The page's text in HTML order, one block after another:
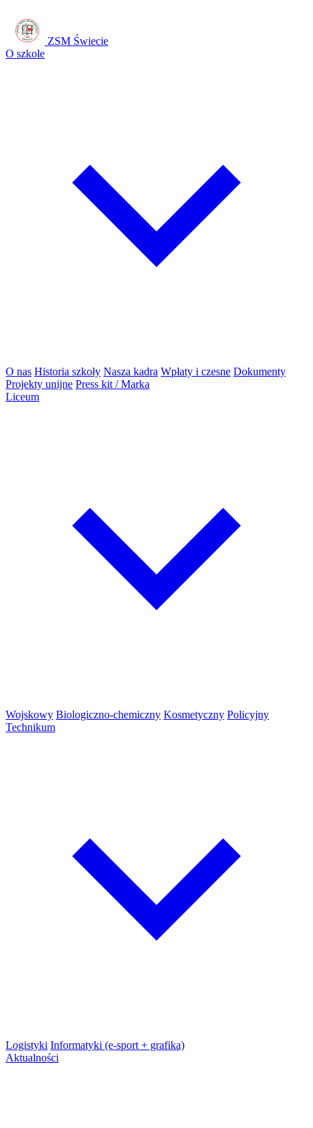
ZSM Świecie
O szkole
O nas Historia szkoły Nasza kadra Wpłaty i czesne Dokumenty
Projekty unijne Press kit / Marka
Liceum
Wojskowy Biologiczno-chemiczny Kosmetyczny Policyjny
Technikum
Logistyki Informatyki (e-sport + grafika)
Aktualności